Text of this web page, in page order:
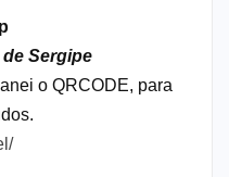
Sergipe
o QRCODE, para